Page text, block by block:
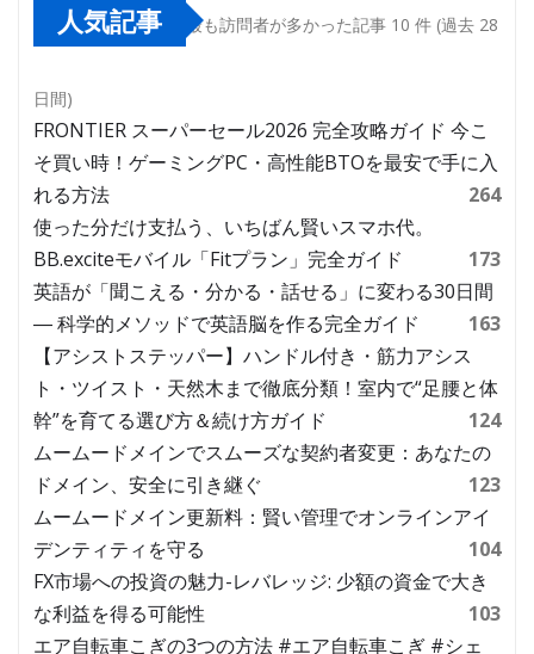
人気記事 最も訪問者が多かった記事 10 件 (過去 28
日間)
FRONTIER スーパーセール2026 完全攻略ガイド 今こ
そ買い時！ゲーミングPC・高性能BTOを最安で手に入
れる方法
264
使った分だけ支払う、いちばん賢いスマホ代。
BB.exciteモバイル「Fitプラン」完全ガイド
173
英語が「聞こえる・分かる・話せる」に変わる30日間
― 科学的メソッドで英語脳を作る完全ガイド
163
【アシストステッパー】ハンドル付き・筋力アシス
ト・ツイスト・天然木まで徹底分類！室内で“足腰と体
幹”を育てる選び方＆続け方ガイド
124
ムームードメインでスムーズな契約者変更：あなたの
ドメイン、安全に引き継ぐ
123
ムームードメイン更新料：賢い管理でオンラインアイ
デンティティを守る
104
FX市場への投資の魅力-レバレッジ: 少額の資金で大き
な利益を得る可能性
103
エア自転車こぎの3つの方法 #エア自転車こぎ #シェ